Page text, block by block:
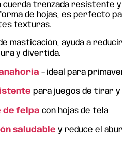
cuerda trenzada resistente
de hojas, es perfecto
texturas.
masticación, ayuda a
y divertida.
– ideal para
para juegos de tirar
de felpa con hojas de tela
saludable y reduce el